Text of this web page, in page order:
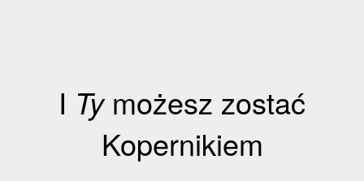
I Tymożesz zostać
Kopernikiem